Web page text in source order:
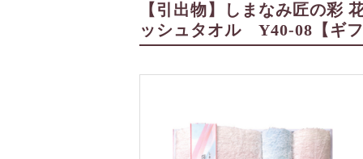
【引出物】しまなみ匠の彩
ッシュタオル Y40-08【ギ